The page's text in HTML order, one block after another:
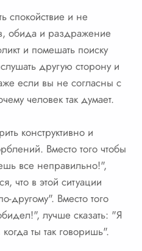
спокойствие и не
обида и раздражение
и помешать поиску
другую сторону и
если вы не согласны с
человек так думает.
конструктивно и
Вместо того чтобы
все неправильно!",
что в этой ситуации
другому". Вместо того
лучше сказать: "Я
ты так говоришь".